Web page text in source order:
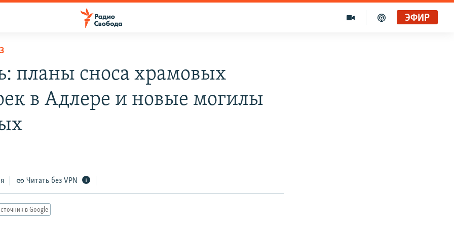
ЭФИР
планы сноса храмовых
в Адлере и новые могилы
Читать без VPN
в Google